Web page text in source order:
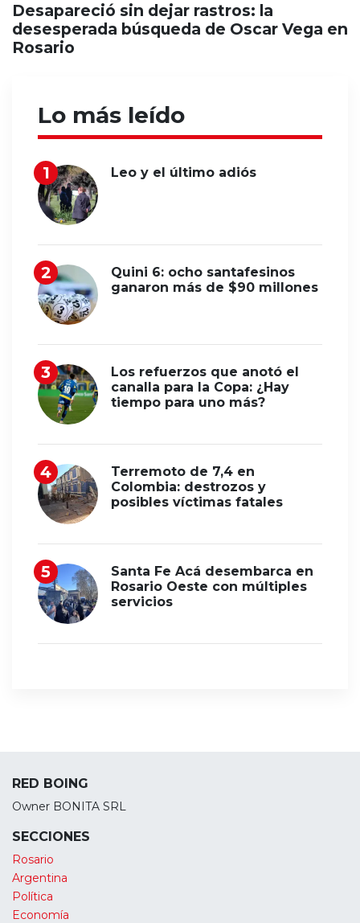
Desapareció sin dejar rastros: la
desesperada búsqueda de Oscar Vega en
Rosario
Lo más leído
Leo y el último adiós
Quini 6: ocho santafesinos
ganaron más de $90 millones
Los refuerzos que anotó el
canalla para la Copa: ¿Hay
tiempo para uno más?
Terremoto de 7,4 en
Colombia: destrozos y
posibles víctimas fatales
Santa Fe Acá desembarca en
Rosario Oeste con múltiples
servicios
RED BOING
Owner BONITA SRL
SECCIONES
Rosario
Argentina
Política
Economía